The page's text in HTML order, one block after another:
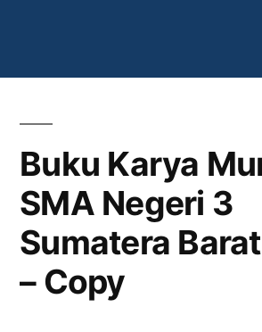
Buku Karya
SMA Negeri 3
Sumatera
– Copy